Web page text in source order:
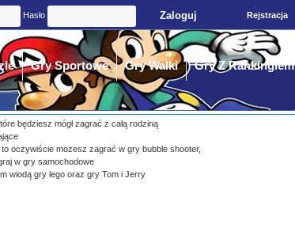
Hasło Rejstracja
Gry Sportowe Gry Walki Gry Z Rankingiem
będziesz mógł zagrać z całą rodziną
oczywiście możesz zagrać w gry bubble shooter,
w gry samochodowe
wiodą gry lego oraz gry Tom i Jerry